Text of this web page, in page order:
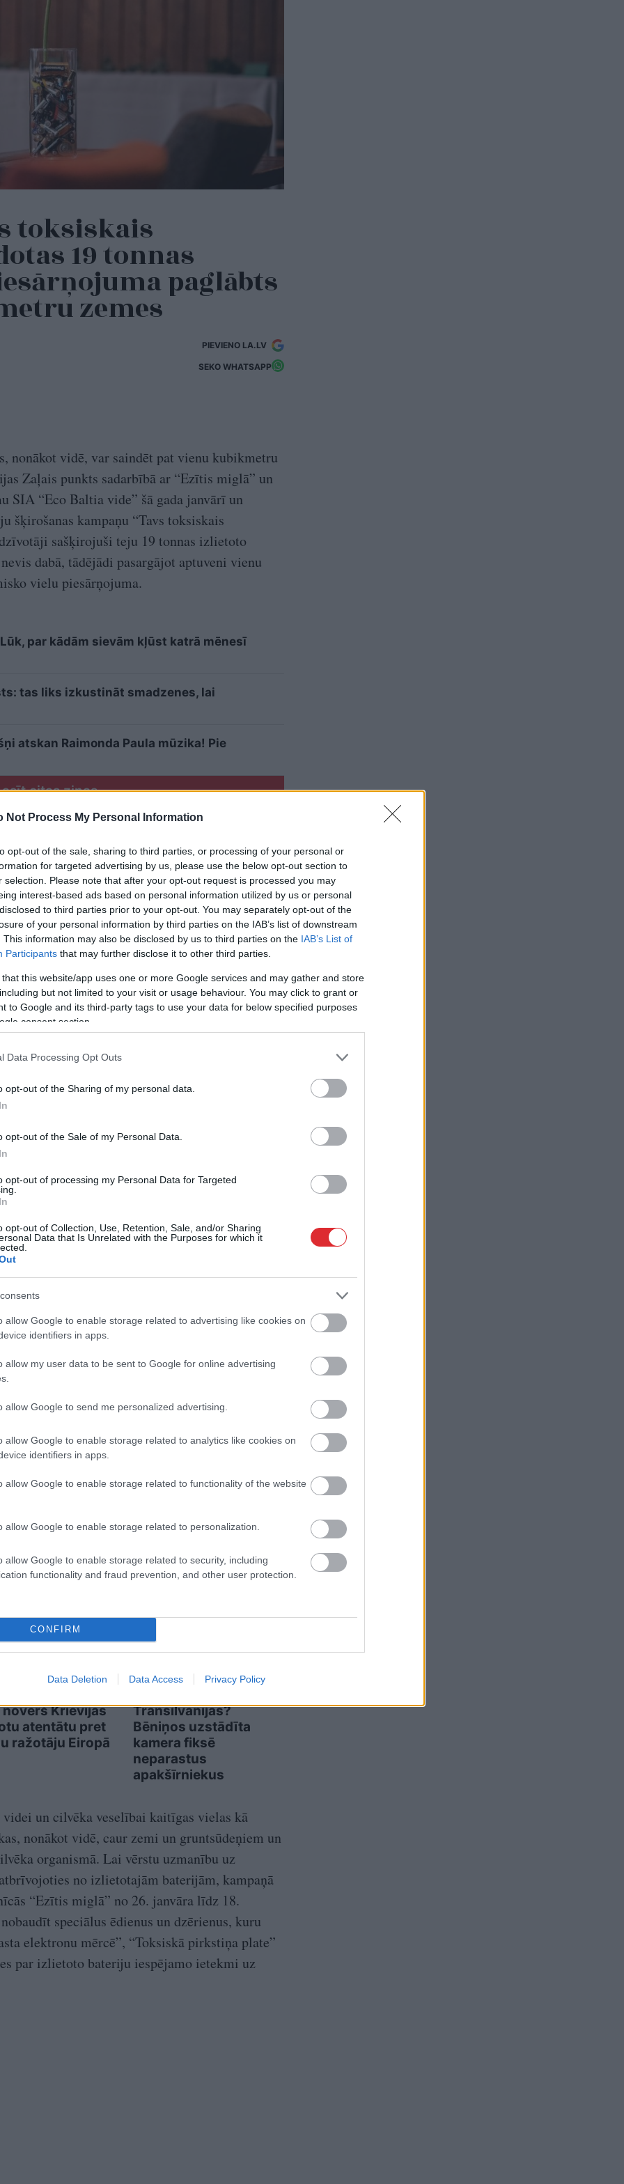
Not Process My Personal Information
opt-out of the sale, sharing to third parties, or processing of your personal or
for targeted advertising by us, please use the below opt-out section to
selection. Please note that after your opt-out request is processed you may
interest-based ads based on personal information utilized by us or personal
to third parties prior to your opt-out. You may separately opt-out of the
of your personal information by third parties on the IAB’s list of downstream
This information may also be disclosed by us to third parties on the IAB’s List of
Participants that may further disclose it to other third parties.
that this website/app uses one or more Google services and may gather and store
but not limited to your visit or usage behaviour. You may click to grant or
to Google and its third-party tags to use your data for below specified purposes
consent section.
Data Processing Opt Outs
opt-out of the Sharing of my personal data.
opt-out of the Sale of my Personal Data.
opt-out of processing my Personal Data for Targeted
opt-out of Collection, Use, Retention, Sale, and/or Sharing
Data that Is Unrelated with the Purposes for which it
allow Google to enable storage related to advertising like cookies on
identifiers in apps.
allow my user data to be sent to Google for online advertising
allow Google to send me personalized advertising.
allow Google to enable storage related to analytics like cookies on
identifiers in apps.
allow Google to enable storage related to functionality of the website
allow Google to enable storage related to personalization.
allow Google to enable storage related to security, including
functionality and fraud prevention, and other user protection.
CONFIRM
Data Deletion Data Access Privacy Policy
toksiskais
19 tonnas
paglābts
zemes
PIEVIENO LA.LV
SEKO WHATSAPP
nonākot vidē, var saindēt pat vienu kubikmetru
Zaļais punkts sadarbībā ar “Ezītis miglā” un
SIA “Eco Baltia vide” šā gada janvārī un
šķirošanas kampaņu “Tavs toksiskais
sašķirojuši teju 19 tonnas izlietoto
dabā, tādējādi pasargājot aptuveni vienu
vielu piesārņojuma.
par kādām sievām kļūst katrā mēnesī
tas liks izkustināt smadzenes, lai
atskan Raimonda Paula mūzika! Pie
citas ziņas
Zakulis: “Gada laikā Latvijas tirgū nonāk
bateriju, tajā skaitā sabiedrībā pazīstamās un
Turklāt apjoms pēdējo piecu gadu laikā
tām atbilstoši normatīvo aktu prasībām
puse. Apzinoties baterijās esošo ķīmisko
jautājums, kas tad notiek ar nesašķirotajām
apkārtējai videi un vai nedraud agri vai vēlu
ka cilvēku vides apziņa jau ir tik spēcīga, ka
Taču jāsaprot, ka risks baterijām nonākt
sadzīves atkritumiem paredzētajos
vieta, kur nodot baterijas, ir speciāli tam
iedzīvotāju ziņojumus par nepareizi
starpā ir arī dažādi bīstamie atkritumi, ko
kas būtībā saindē mūsu pašu apkārtni. Lai arī
tās var nodarīt milzīgu postu. Dienests
pārkāpumus, un esam pateicīgi, ka Latvijā
mudina atkritumus izmest tam paredzētajās
turpināt arī ikdienā, un bateriju šķirošana
punktu aicinām meklēt vietnē
apsaimniekot atbildīgi stāsta Valsts
Baklāne-Ansberga.
Krievijas
atentātu pret
ražotāju Eiropā
Transilvānijas?
Bēniņos uzstādīta
kamera fiksē
neparastus
apakšīrniekus
un cilvēka veselībai kaitīgas vielas kā
nonākot vidē, caur zemi un gruntsūdeņiem un
organismā. Lai vērstu uzmanību uz
no izlietotajām baterijām, kampaņā
“Ezītis miglā” no 26. janvāra līdz 18.
speciālus ēdienus un dzērienus, kuru
elektronu mērcē”, “Toksiskā pirkstiņa plate”
par izlietoto bateriju iespējamo ietekmi uz